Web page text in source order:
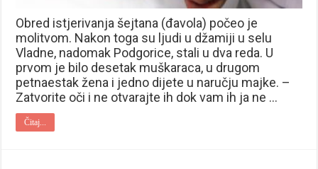
Obred istjerivanja šejtana (đavola) počeo je
molitvom. Nakon toga su ljudi u džamiji u selu
Vladne, nadomak Podgorice, stali u dva reda. U
prvom je bilo desetak muškaraca, u drugom
petnaestak žena i jedno dijete u naručju majke. –
Zatvorite oči i ne otvarajte ih dok vam ih ja ne …
Čitaj...